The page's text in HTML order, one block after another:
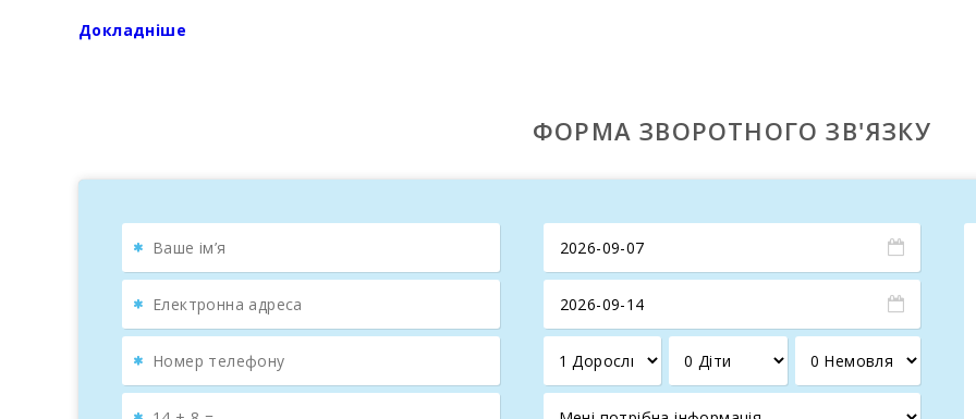
Повністю оснащена
кожній спальні є вентилятор, який мало коли потрібний. В будинку е центральне опалення на мазут1. У
20 хвилинах їзди від
Можна відвідати популярний базар міста Andratx, який проводиться щосереди та приваблює велику кількість
блакитне море, хвилюючі острівні пейзажі - все це чекае на вас на в1дпочинку на неперевершеному остров1
Докладніше
ФОРМА ЗВОРОТНОГО ЗВ'ЯЗКУ